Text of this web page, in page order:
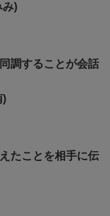
み)
調することが会話
)
たことを相手に伝